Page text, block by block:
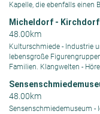
Kapelle, die ebenfalls einen
Micheldorf - Kirchdorf
48.00km
Kulturschmiede - Industrie
lebensgroße
Familien. Klangwelten -
48.00km
Sensenschmiedemuseum -